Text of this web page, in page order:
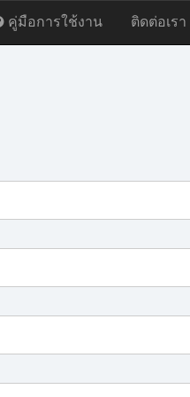
คู่มือการใช้งาน ติดต่อเรา